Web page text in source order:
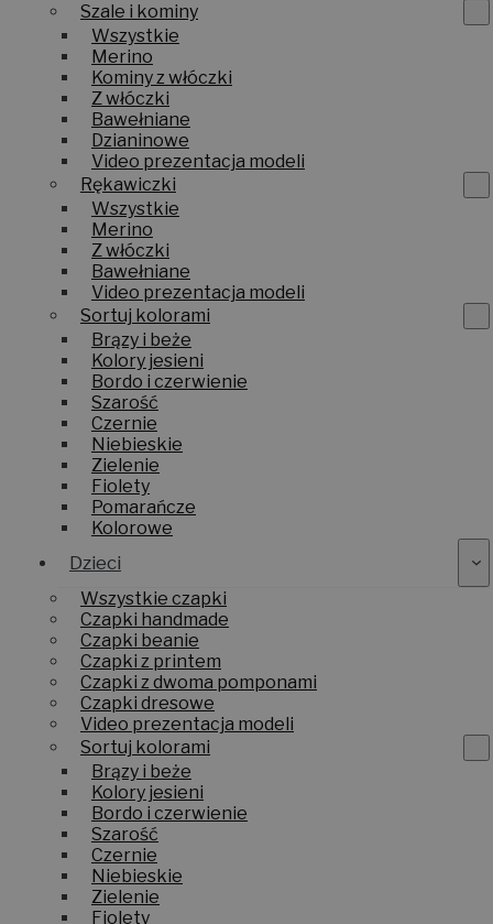
Szale i kominy
Wszystkie
Merino
Kominy z włóczki
Z włóczki
Bawełniane
Dzianinowe
Video prezentacja modeli
Rękawiczki
Wszystkie
Merino
Z włóczki
Bawełniane
Video prezentacja modeli
Sortuj kolorami
Brązy i beże
Kolory jesieni
Bordo i czerwienie
Szarość
Czernie
Niebieskie
Zielenie
Fiolety
Pomarańcze
Kolorowe
Dzieci
Wszystkie czapki
Czapki handmade
Czapki beanie
Czapki z printem
Czapki z dwoma pomponami
Czapki dresowe
Video prezentacja modeli
Sortuj kolorami
Brązy i beże
Kolory jesieni
Bordo i czerwienie
Szarość
Czernie
Niebieskie
Zielenie
Fiolety